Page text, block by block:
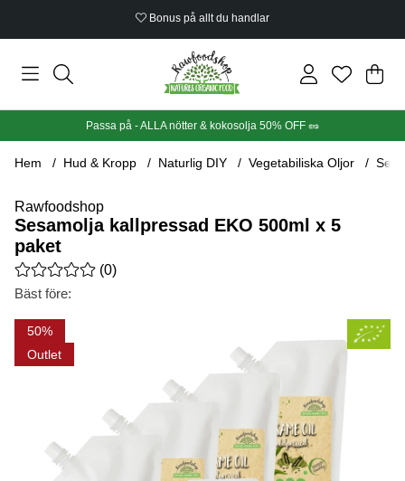
Bonus på allt du handlar
Din
.
Passa på - ALLA nötter & kokosolja 50% OFF 🥜
Hem Hud & Kropp Naturlig DIY Vegetabiliska Oljor
Rawfoodshop
Sesamolja kallpressad EKO 500ml x 5
paket
Medelbetyg 0 av 5 Antal betyg 0
(0)
Bäst före:
50
Outlet
Produktbilder Sesamolja kallpressad EKO 500ml x 5 paket